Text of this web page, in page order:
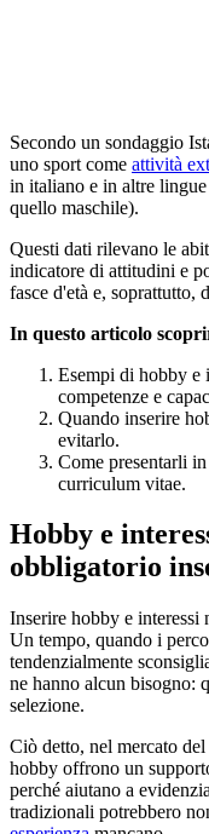
Secondo un sondaggio
uno sport come attività
in italiano e in altre
quello maschile).
Questi dati rilevano le
indicatore di attitudini e
fasce d'età e, soprattutto,
In questo articolo
Esempi di hobby e
competenze e
Quando inserire
evitarlo.
Come presentarli
curriculum vitae.
Hobby e
obbligatorio
Inserire hobby e
Un tempo, quando i
tendenzialmente
ne hanno alcun bisogno:
selezione.
Ciò detto, nel mercato
hobby offrono un
perché aiutano a
tradizionali potrebbero